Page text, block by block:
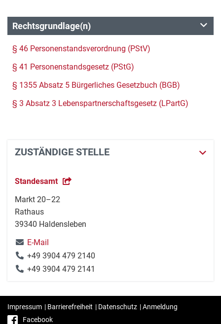
Rechtsgrundlage(n)
§ 46 Personenstandsverordnung (PStV)
§ 41 Personenstandsgesetz (PStG)
§ 1355 Absatz 5 Bürgerliches Gesetzbuch (BGB)
§ 3 Absatz 3 Lebenspartnerschaftsgesetz (LPartG)
ZUSTÄNDIGE STELLE
Standesamt
Markt 20–22
Rathaus
39340 Haldensleben
E-Mail
+49 3904 479 2140
+49 3904 479 2141
Impressum | Barrierefreiheit | Datenschutz |Anmeldung
Facebook